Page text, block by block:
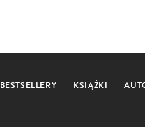
BESTSELLERY KSIĄŻKI